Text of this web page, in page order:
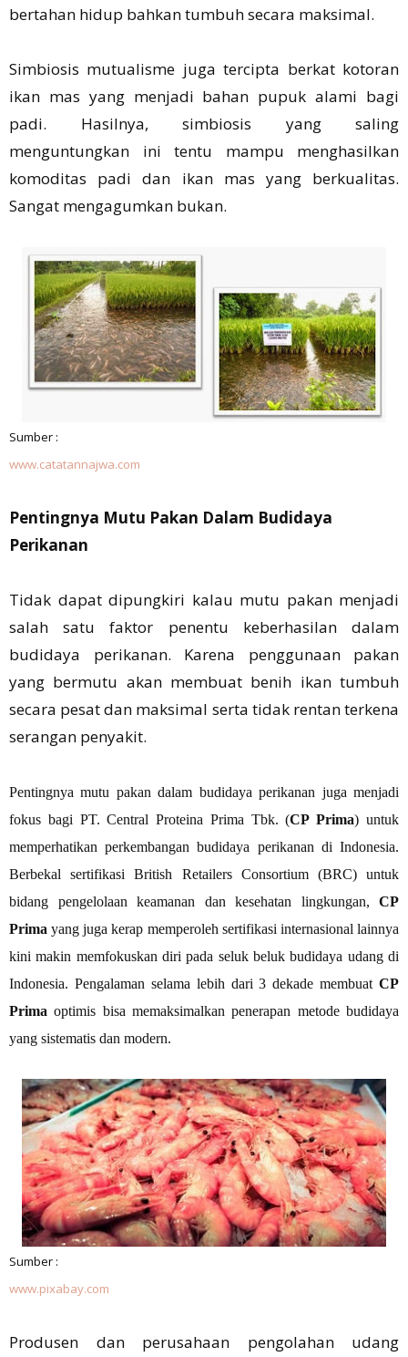
bertahan hidup bahkan tumbuh secara maksimal.
Simbiosis mutualisme juga tercipta berkat kotoran
ikan mas yang menjadi bahan pupuk alami bagi
padi. Hasilnya, simbiosis yang saling
menguntungkan ini tentu mampu menghasilkan
komoditas padi dan ikan mas yang berkualitas.
Sangat mengagumkan bukan.
Sumber :
www.catatannajwa.com
Pentingnya Mutu Pakan Dalam Budidaya
Perikanan
Tidak dapat dipungkiri kalau mutu pakan menjadi
salah satu faktor penentu keberhasilan dalam
budidaya perikanan. Karena penggunaan pakan
yang bermutu akan membuat benih ikan tumbuh
secara pesat dan maksimal serta tidak rentan terkena
serangan penyakit.
Pentingnya mutu pakan dalam budidaya perikanan juga menjadi
fokus bagi PT. Central Proteina Prima Tbk. (CP Prima) untuk
memperhatikan perkembangan budidaya perikanan di Indonesia.
Berbekal sertifikasi British Retailers Consortium (BRC) untuk
bidang pengelolaan keamanan dan kesehatan lingkungan, CP
Primayang juga kerap memperoleh sertifikasi internasional lainnya
kini makin memfokuskan diri pada seluk beluk budidaya udang di
Indonesia. Pengalaman selama lebih dari 3 dekade membuat CP
Primaoptimis bisa memaksimalkan penerapan metode budidaya
yang sistematis dan modern.
Sumber :
www.pixabay.com
Produsen dan perusahaan pengolahan udang